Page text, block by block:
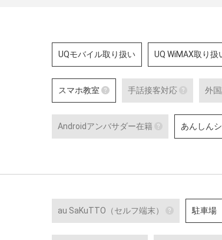
UQモバイル取り扱い UQ WiMAX取り扱
スマホ教室
スマートフォン・タブレット
している店舗です。
手話接客対応
手話ス
から、
詳細は
外
Androidアンバサダー在籍
Google のサー
末に関する特
ッフです。
あんしん
au SaKuTTO（セルフ端末） 駐車場